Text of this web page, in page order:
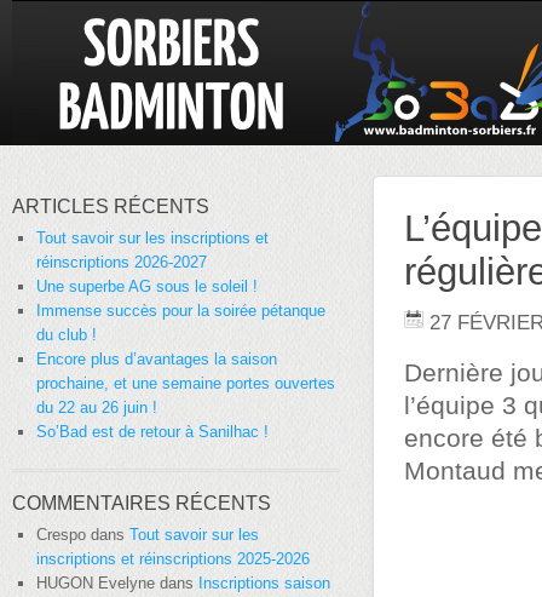
27
Dernière
l’équipe 3
encore été
Montaud
ARTICLES RÉCENTS
Tout savoir sur les inscriptions et
réinscriptions 2026-2027
Une superbe AG sous le soleil !
Immense succès pour la soirée pétanque
du club !
Encore plus d’avantages la saison
prochaine, et une semaine portes ouvertes
du 22 au 26 juin !
So’Bad est de retour à Sanilhac !
COMMENTAIRES RÉCENTS
Crespo dans Tout savoir sur les
inscriptions et réinscriptions 2025-2026
HUGON Evelyne dans Inscriptions saison